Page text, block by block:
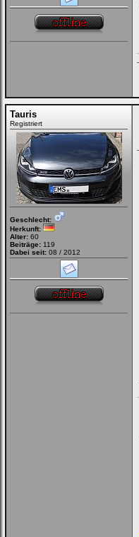
Tauris
Registriert
Geschlecht:
Herkunft:
Alter: 60
Beiträge: 119
Dabei seit: 08 / 2012